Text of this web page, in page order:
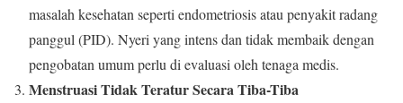
masalah kesehatan seperti endometriosis atau penyakit radang
panggul (PID). Nyeri yang intens dan tidak membaik dengan
pengobatan umum perlu di evaluasi oleh tenaga medis.
Menstruasi Tidak Teratur Secara Tiba-Tiba